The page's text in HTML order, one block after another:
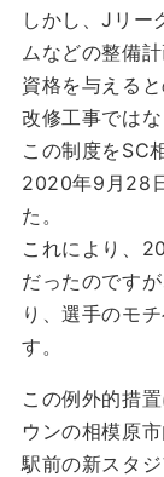
しかし、Jリー
ムなどの整備
資格を与える
改修工事ではな
この制度をSC
2020年9月28
た。
これにより、
だったのです
り、選手のモ
す。
この例外的措
ウンの相模原
駅前の新スタ